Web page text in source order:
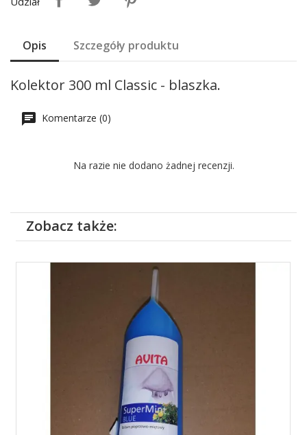
Opis Szczegóły produktu
Kolektor 300 ml Classic - blaszka.
Komentarze (0)
Na razie nie dodano żadnej recenzji.
Zobacz także: